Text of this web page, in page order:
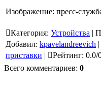
Изображение: пресс-
Категория: Устройства |
Добавил: kpavelandreevich |
приставки | Рейтинг: 0.0/
Всего комментариев: 0